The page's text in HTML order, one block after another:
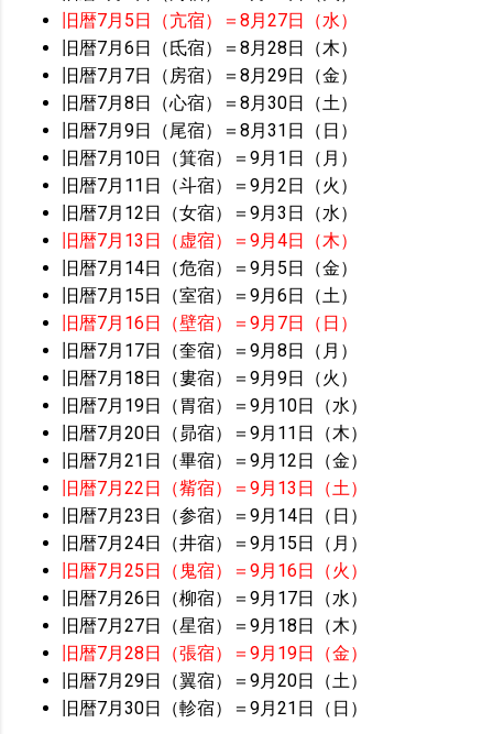
旧暦7月5日（亢宿）＝8月27日（水）
旧暦7月6日（氐宿）＝8月28日（木）
旧暦7月7日（房宿）＝8月29日（金）
旧暦7月8日（心宿）＝8月30日（土）
旧暦7月9日（尾宿）＝8月31日（日）
旧暦7月10日（箕宿）＝9月1日（月）
旧暦7月11日（斗宿）＝9月2日（火）
旧暦7月12日（女宿）＝9月3日（水）
旧暦7月13日（虚宿）＝9月4日（木）
旧暦7月14日（危宿）＝9月5日（金）
旧暦7月15日（室宿）＝9月6日（土）
旧暦7月16日（壁宿）＝9月7日（日）
旧暦7月17日（奎宿）＝9月8日（月）
旧暦7月18日（婁宿）＝9月9日（火）
旧暦7月19日（胃宿）＝9月10日（水）
旧暦7月20日（昴宿）＝9月11日（木）
旧暦7月21日（畢宿）＝9月12日（金）
旧暦7月22日（觜宿）＝9月13日（土）
旧暦7月23日（参宿）＝9月14日（日）
旧暦7月24日（井宿）＝9月15日（月）
旧暦7月25日（鬼宿）＝9月16日（火）
旧暦7月26日（柳宿）＝9月17日（水）
旧暦7月27日（星宿）＝9月18日（木）
旧暦7月28日（張宿）＝9月19日（金）
旧暦7月29日（翼宿）＝9月20日（土）
旧暦7月30日（軫宿）＝9月21日（日）